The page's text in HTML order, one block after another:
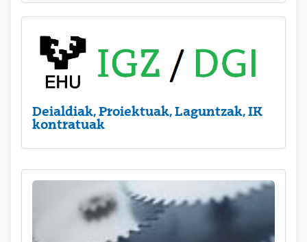
Deialdiak, Proiektuak, Laguntzak, IK
kontratuak